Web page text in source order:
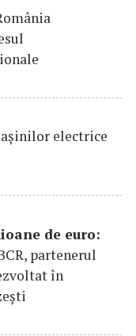
electrice
de euro:
partenerul
în